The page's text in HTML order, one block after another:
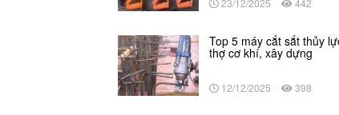
23/12/2025 442
Top 5 máy cắt sắt thủy
thợ cơ khí, xây dựng
12/12/2025 398